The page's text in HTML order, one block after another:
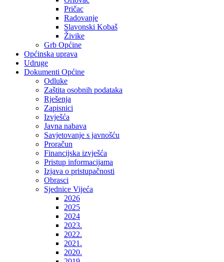
Pričac
Radovanje
Slavonski Kobaš
Živike
Grb Općine
Općinska uprava
Udruge
Dokumenti Općine
Odluke
Zaštita osobnih podataka
Rješenja
Zapisnici
Izvješća
Javna nabava
Savjetovanje s javnošću
Proračun
Financijska izvješća
Pristup informacijama
Izjava o pristupačnosti
Obrasci
Sjednice Vijeća
2026
2025
2024
2023.
2022.
2021.
2020.